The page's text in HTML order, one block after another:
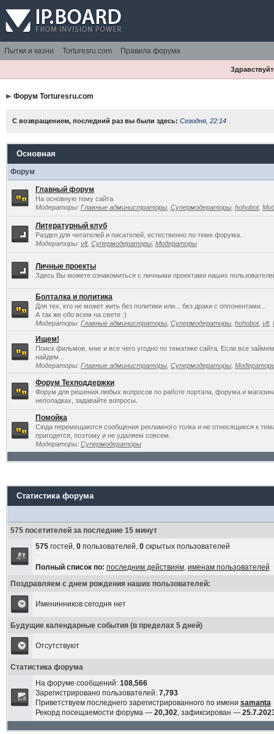
Пытки и казни Torturesru.com Правила форума
Форум Torturesru.com
С возвращением, последний раз вы были здесь: Сегодня, 22:14
Основная
Форум
Главный форум
На основную тему сайта
Модераторы: Главные администраторы, Супермодераторы, hohobot,
Литературный клуб
Раздел для читателей и писателей, естественно по теме форума.
Модераторы: vlt, Супермодераторы, Модераторы
Личные проекты
Здесь Вы можете ознакомиться с личными проектами наших
Болталка и политика
Для тех, кто не может жить без политики или... без драки с оппонентами...
А так же обо всем на свете :)
Модераторы: Главные администраторы, Супермодераторы, hohobot, vlt,
Ищем!
Поиск фильмов, книг и все чего угодно по тематике сайта. Если все
найдем...
Модераторы: Главные администраторы, Супермодераторы,
Форум Техподдержки
Форум для решения любых вопросов по работе портала, форума и
неполадках, задавайте вопросы.
Помойка
Сюда перемещаются сообщения рекламного толка и не относящиеся к
пригодятся, поэтому и не удаляем совсем.
Модераторы: Супермодераторы
Статистика форума
575 посетителей за последние 15 минут
575гостей, 0пользователей, 0скрытых пользователей
Полный список по: последним действиям, именам пользователей
Поздравляем с днем рождения наших пользователей:
Именинников сегодня нет
Будущие календарные события (в пределах 5 дней)
Отсутствуют
Статистика форума
На форуме сообщений: 108,566
Зарегистрировано пользователей: 7,793
Приветствуем последнего зарегистрированного по имени samanta
Рекорд посещаемости форума — 20,302, зафиксирован —